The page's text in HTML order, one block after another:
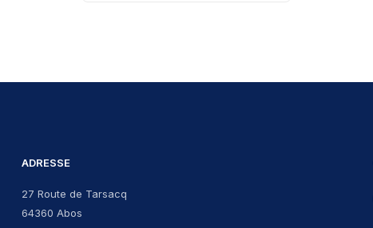
ADRESSE
27 Route de Tarsacq
64360 Abos